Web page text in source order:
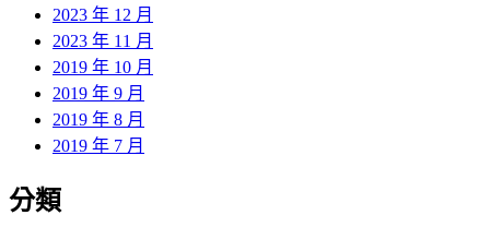
2023 年 12 月
2023 年 11 月
2019 年 10 月
2019 年 9 月
2019 年 8 月
2019 年 7 月
分類